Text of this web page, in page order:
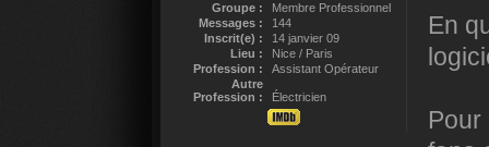
Groupe :
Membre Professionnel
Messages :
144
Inscrit(e) :
14 janvier 09
Lieu :
Nice / Paris
Profession :
Assistant Opérateur
Autre
Profession :
Électricien
En